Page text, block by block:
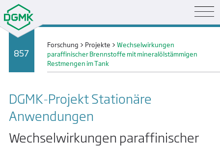
857
Forschung > Projekte >Wechselwirkungen
paraffinischer Brennstoffe mit mineralölstämmigen
Restmengen im Tank
DGMK-Projekt Stationäre
Anwendungen
Wechselwirkungen paraffinischer